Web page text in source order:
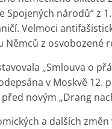
národů“ z
Velmoci
z osvobozené
„Smlouva o
v Moskvě 12.
novým „Drang
a dalších změn